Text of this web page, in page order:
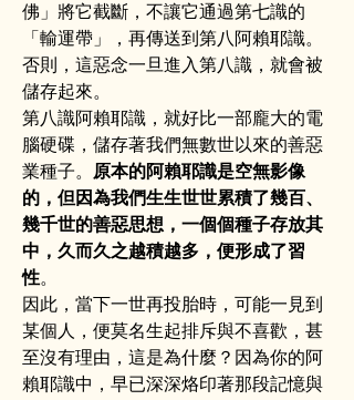
佛」將它截斷，不讓它通過第七識的
「輸運帶」，再傳送到第八阿賴耶識。
否則，這惡念一旦進入第八識，就會被
儲存起來。
第八識阿賴耶識，就好比一部龐大的電
腦硬碟，儲存著我們無數世以來的善惡
業種子。 原本的阿賴耶識是空無影像
的，但因為我們生生世世累積了幾百、
幾千世的善惡思想，一個個種子存放其
中，久而久之越積越多，便形成了習
性。
因此，當下一世再投胎時，可能一見到
某個人，便莫名生起排斥與不喜歡，甚
至沒有理由，這是為什麼？因為你的阿
賴耶識中，早已深深烙印著那段記憶與